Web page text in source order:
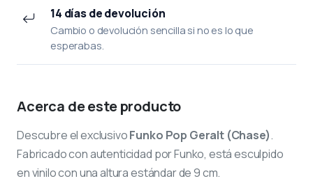
14 días de devolución
Cambio o devolución sencilla si no es lo que
esperabas.
Acerca de este producto
Descubre el exclusivoFunko Pop Geralt (Chase).
Fabricado con autenticidad por Funko, está esculpido
en vinilo con una altura estándar de 9 cm.